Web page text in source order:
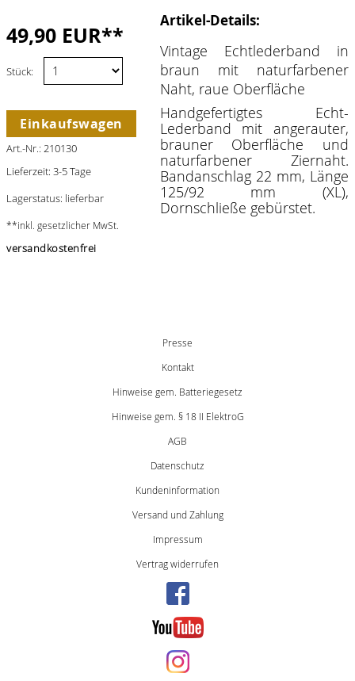
49,90 EUR**
Stück:
Einkaufswagen
Art.-Nr.: 210130
Lieferzeit: 3-5 Tage
Lagerstatus: lieferbar
**inkl. gesetzlicher MwSt.
versandkostenfrei
Artikel-Details:
Vintage Echtlederband in
braun mit naturfarbener
Naht, raue Oberfläche
Handgefertigtes Echt-
Lederband mit angerauter,
brauner Oberfläche und
naturfarbener Ziernaht.
Bandanschlag 22 mm, Länge
125/92 mm (XL),
Dornschließe gebürstet.
Presse
Kontakt
Hinweise gem. Batteriegesetz
Hinweise gem. § 18 II ElektroG
AGB
Datenschutz
Kundeninformation
Versand und Zahlung
Impressum
Vertrag widerrufen